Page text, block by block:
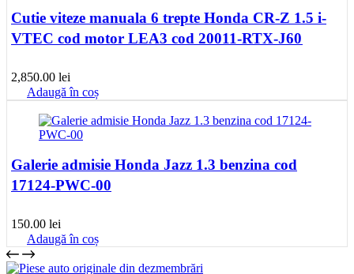
Cutie viteze manuala 6 trepte Honda CR-Z 1.5 i-
VTEC cod motor LEA3 cod 20011-RTX-J60
2,850.00 lei
Adaugă în coș
Galerie admisie Honda Jazz 1.3 benzina cod
17124-PWC-00
150.00 lei
Adaugă în coș